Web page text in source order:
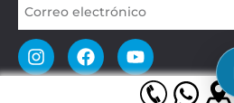
© 2026 Fusion